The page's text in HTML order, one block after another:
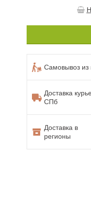
Самовывоз из
Доставка
СПб
Доставка в
регионы